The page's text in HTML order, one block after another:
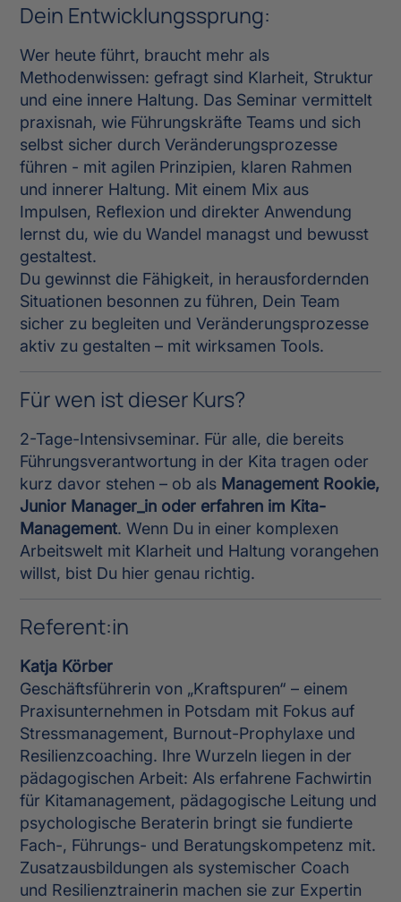
Dein Entwicklungssprung:
Wer heute führt, braucht mehr als
Methodenwissen: gefragt sind Klarheit, Struktur
und eine innere Haltung. Das Seminar vermittelt
praxisnah, wie Führungskräfte Teams und sich
selbst sicher durch Veränderungsprozesse
führen - mit agilen Prinzipien, klaren Rahmen
und innerer Haltung. Mit einem Mix aus
Impulsen, Reflexion und direkter Anwendung
lernst du, wie du Wandel managst und bewusst
gestaltest.
Du gewinnst die Fähigkeit, in herausfordernden
Situationen besonnen zu führen, Dein Team
sicher zu begleiten und Veränderungsprozesse
aktiv zu gestalten – mit wirksamen Tools.
Für wen ist dieser Kurs?
2-Tage-Intensivseminar. Für alle, die bereits
Führungsverantwortung in der Kita tragen oder
kurz davor stehen – ob als Management Rookie,
Junior Manager_in oder erfahren im Kita-
Management. Wenn Du in einer komplexen
Arbeitswelt mit Klarheit und Haltung vorangehen
willst, bist Du hier genau richtig.
Referent:in
Katja Körber
Geschäftsführerin von „Kraftspuren“ – einem
Praxisunternehmen in Potsdam mit Fokus auf
Stressmanagement, Burnout-Prophylaxe und
Resilienzcoaching. Ihre Wurzeln liegen in der
pädagogischen Arbeit: Als erfahrene Fachwirtin
für Kitamanagement, pädagogische Leitung und
psychologische Beraterin bringt sie fundierte
Fach-, Führungs- und Beratungskompetenz mit.
Zusatzausbildungen als systemischer Coach
und Resilienztrainerin machen sie zur Expertin